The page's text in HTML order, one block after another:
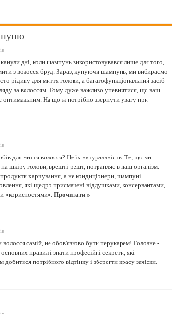
дні, коли шампунь використовувався лише для того,
з волосся бруд. Зараз, купуючи шампунь, ми вибираємо
рідину для миття голови, а багатофункціональний засіб
за волоссям. Тому дуже важливо упевнитися, що ваш
оптимальним. На що ж потрібно звернути увагу при
для миття волосся? Це їх натуральність. Те, що ми
шкіру голови, врешті-решт, потрапляє в наш організм.
харчування, а не кондиціонери, шампуні
які щедро присмачені віддушками, консервантами,
«корисностями». Прочитати »
самій, не обов'язково бути перукарем! Головне -
правил і знати професійні секрети, які
потрібного відтінку і зберегти красу зачіски.